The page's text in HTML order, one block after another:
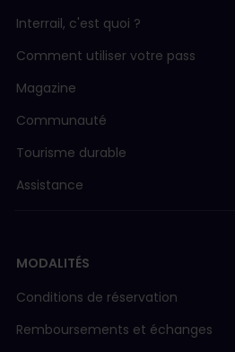
Interrail, c'est quoi ?
Comment utiliser votre pass
Magazine
Communauté
Tourisme durable
Assistance
MODALITÉS
Conditions de réservation
Remboursements et échanges